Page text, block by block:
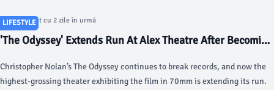
LIFESTYLE
Articol postat cu 2 zile în urmă
'The Odyssey' Extends Run At Alex Theatre After Becoming
A New Movie In 35 Years - Deadline
Christopher Nolan’s The Odyssey continues to break records, and now the
highest-grossing theater exhibiting the film in 70mm is extending its run.